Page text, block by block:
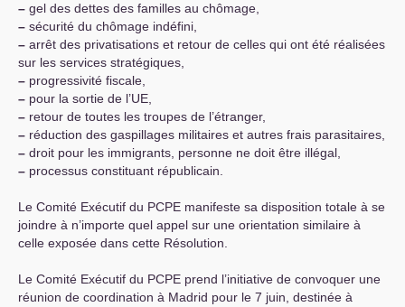
– gel des dettes des familles au chômage,
– sécurité du chômage indéfini,
– arrêt des privatisations et retour de celles qui ont été réalisées
sur les services stratégiques,
– progressivité fiscale,
– pour la sortie de l’UE
– retour de toutes les troupes de l’étranger,
– réduction des gaspillages militaires et autres frais parasitaires,
– droit pour les immigrants, personne ne doit être illégal,
– processus constituant républicain.
Le Comité Exécutif du PCPE manifeste sa disposition totale à se
joindre à n’importe quel appel sur une orientation similaire à
celle exposée dans cette Résolution.
Le Comité Exécutif du PCPE prend l’initiative de convoquer une
réunion de coordination à Madrid pour le 7 juin, destinée à